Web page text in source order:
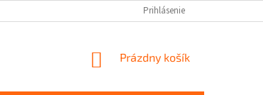
Prihlásenie
NÁKUPNÝ
Prázdny košík